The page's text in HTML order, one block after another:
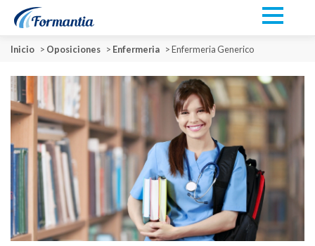
Inicio > Oposiciones > Enfermeria >Enfermeria Generico